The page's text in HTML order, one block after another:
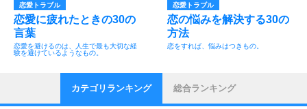
恋愛トラブル
恋愛に疲れたときの30の
言葉
恋愛を避けるのは、人生で最も大切な経
験を避けているようなもの。
恋愛トラブル
恋の悩みを解決する30の
方法
恋をすれば、悩みはつきもの。
カテゴリランキング 総合ランキング